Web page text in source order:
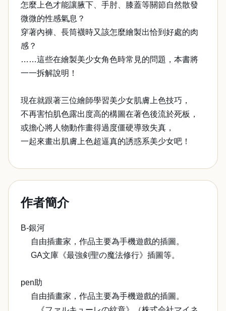
怎麼上色才能讓腋下、手肘、膝蓋等關節自然散發
微微的性感氣息？
穿著內褲、長筒襪時又該怎麼繪製出恰到好處的肉
感？
……這些在繪製美少女角色時常見的問題，本書將
一一拆解說明！
現在就跟著三位繪師學習美少女肌膚上色技巧，
不再害怕肌色露出度高的構圖在著色後流於死板，
或擔心將人物動作畫得過度僵硬導致失真，
一起來畫出肌膚上色超逼真的誘惑系美少女吧！
作者簡介
B-銀河
自由插畫家，作品主要為手機遊戲的插圖。
GA文庫《最強剣聖の魔法修行》插圖等。
pen助
自由插畫家，作品主要為手機遊戲的插圖。